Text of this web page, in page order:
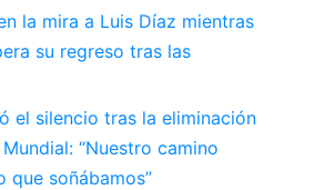
la mira a Luis Díaz mientras
su regreso tras las
el silencio tras la eliminación
“Nuestro camino
que soñábamos”